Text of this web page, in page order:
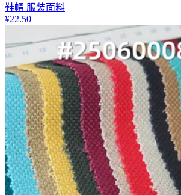
鞋帽 服装面料
¥22.50